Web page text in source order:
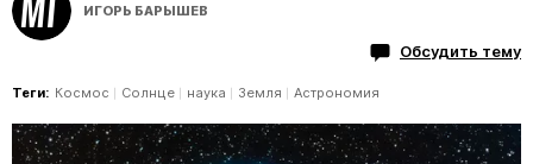
ИГОРЬ БАРЫШЕВ
Обсудить тему
Теги: Космос Солнце наука Земля Астрономия